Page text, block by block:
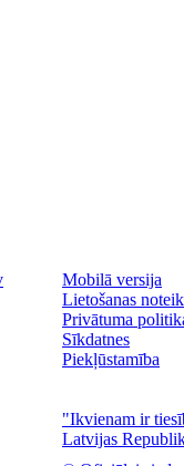
Mobilā versija
Lietošanas
Privātuma
Sīkdatnes
Piekļūstamība
"Ikvienam ir
Latvijas